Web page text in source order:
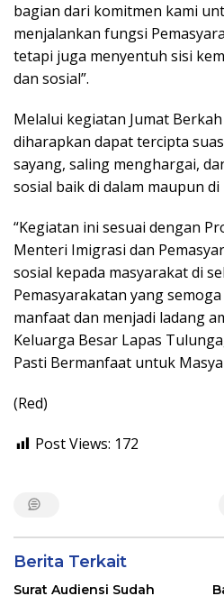
bagian dari komitmen kami
menjalankan fungsi
tetapi juga menyentuh sisi
dan sosial”.
Melalui kegiatan Jumat
diharapkan dapat tercipta
sayang, saling menghargai,
sosial baik di dalam maupun di
“Kegiatan ini sesuai dengan
Menteri Imigrasi dan
sosial kepada masyarakat di
Pemasyarakatan yang
manfaat dan menjadi ladang
Keluarga Besar Lapas
Pasti Bermanfaat untuk
(Red)
Post Views: 172
Berita Terkait
Surat Audiensi Sudah